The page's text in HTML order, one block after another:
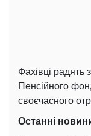
Фахівці радять
Пенсійного
своєчасного
Останні